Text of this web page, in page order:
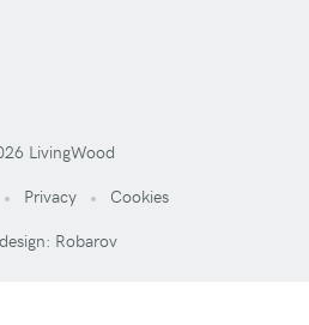
LivingWood
Privacy
Cookies
Robarov